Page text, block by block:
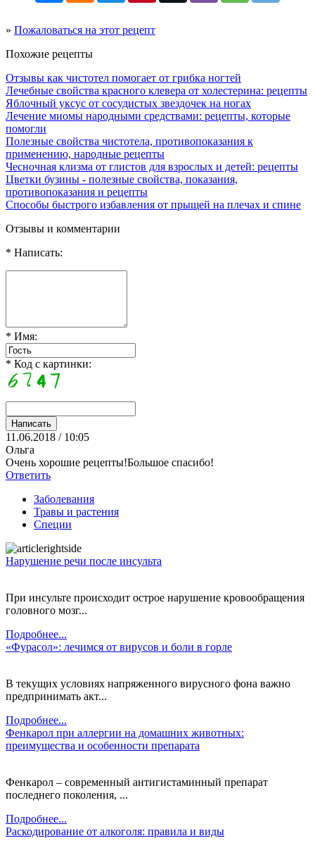
» Пожаловаться на этот рецепт
Похожие рецепты
Отзывы как чистотел помогает от грибка ногтей
Лечебные свойства красного клевера от холестерина: рецепты
Яблочный уксус от сосудистых звездочек на ногах
Лечение миомы народными средствами: рецепты, которые
помогли
Полезные свойства чистотела, противопоказания к
применению, народные рецепты
Чесночная клизма от глистов для взрослых и детей: рецепты
Цветки бузины - полезные свойства, показания,
противопоказания и рецепты
Способы быстрого избавления от прыщей на плечах и спине
Отзывы и комментарии
* Написать:
* Имя:
* Код с картинки:
11.06.2018 / 10:05
Ольга
Очень хорошие рецепты!Большое спасибо!
Ответить
Заболевания
Травы и растения
Специи
Нарушение речи после инсульта
При инсульте происходит острое нарушение кровообращения
головного мозг...
Подробнее...
«Фурасол»: лечимся от вирусов и боли в горле
В текущих условиях напряженного вирусного фона важно
предпринимать акт...
Подробнее...
Фенкарол при аллергии на домашних животных:
преимущества и особенности препарата
Фенкарол – современный антигистаминный препарат
последнего поколения, ...
Подробнее...
Раскодирование от алкоголя: правила и виды